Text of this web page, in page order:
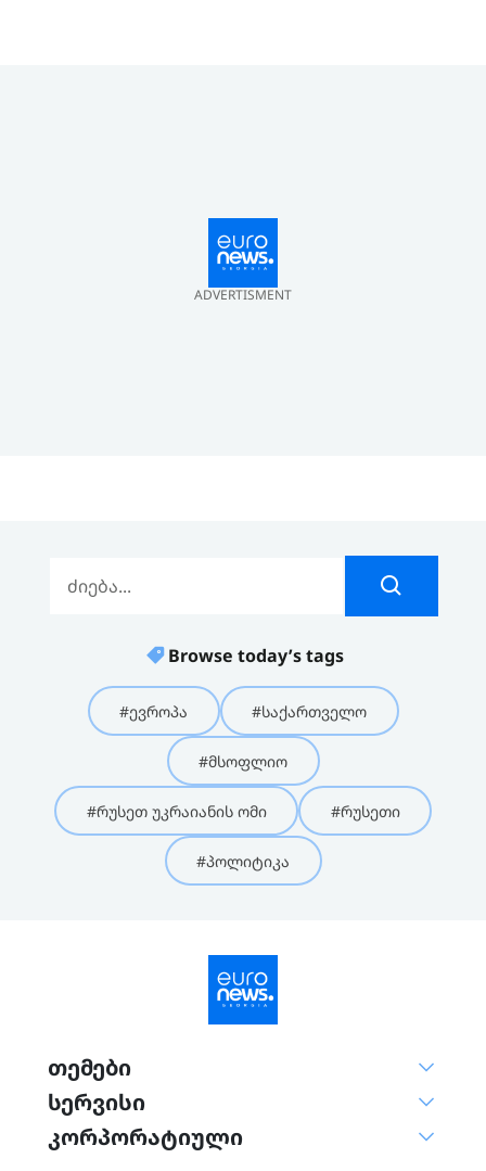
ADVERTISMENT
Browse today’s tags
#ევროპა #საქართველო
#მსოფლიო
#რუსეთ უკრაიანის ომი #რუსეთი
#პოლიტიკა
თემები
სერვისი
კორპორატიული